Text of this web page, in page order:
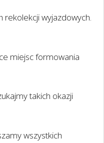
rekolekcji wyjazdowych.
miejsc formowania
takich okazji
wszystkich